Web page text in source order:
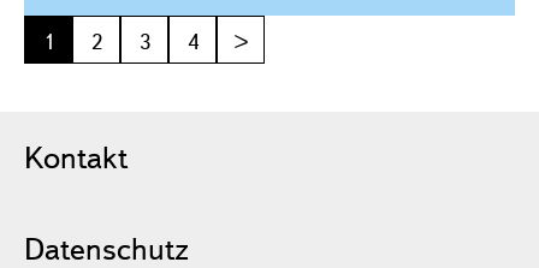
1 2 3 4 >
Kontakt
Datenschutz